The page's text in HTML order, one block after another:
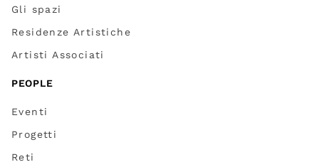
Gli spazi
Residenze Artistiche
Artisti Associati
PEOPLE
Eventi
Progetti
Reti